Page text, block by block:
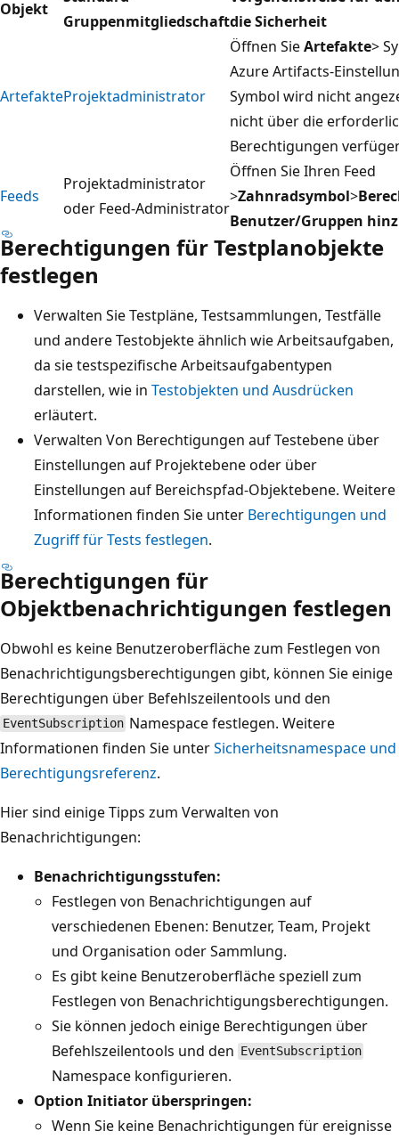
Objekt
Gruppenmitgliedschaftdie Sicherheit
ArtefakteProjektadministrator
Öffnen SieArtefakte>
Azure Artifacts-
Symbol wird nicht
nicht über die
Berechtigungen
Feeds
Projektadministrator
oder Feed-Administrator
Öffnen Sie Ihren Feed
>Zahnradsymbol>
Benutzer/Gruppen
Berechtigungen für Testplanobjekte
festlegen
Verwalten Sie Testpläne, Testsammlungen, Testfälle
und andere Testobjekte ähnlich wie Arbeitsaufgaben,
da sie testspezifische Arbeitsaufgabentypen
darstellen, wie in Testobjekten und Ausdrücken
erläutert.
Verwalten Von Berechtigungen auf Testebene über
Einstellungen auf Projektebene oder über
Einstellungen auf Bereichspfad-Objektebene. Weitere
Informationen finden Sie unter Berechtigungen und
Zugriff für Tests festlegen.
Berechtigungen für
Objektbenachrichtigungen festlegen
Obwohl es keine Benutzeroberfläche zum Festlegen von
Benachrichtigungsberechtigungen gibt, können Sie einige
Berechtigungen über Befehlszeilentools und den
EventSubscription Namespace festlegen. Weitere
Informationen finden Sie unterSicherheitsnamespace und
Berechtigungsreferenz.
Hier sind einige Tipps zum Verwalten von
Benachrichtigungen:
Benachrichtigungsstufen:
Festlegen von Benachrichtigungen auf
verschiedenen Ebenen: Benutzer, Team, Projekt
und Organisation oder Sammlung.
Es gibt keine Benutzeroberfläche speziell zum
Festlegen von Benachrichtigungsberechtigungen.
Sie können jedoch einige Berechtigungen über
Befehlszeilentools und den EventSubscription
Namespace konfigurieren.
Option Initiator überspringen:
Wenn Sie keine Benachrichtigungen für ereignisse